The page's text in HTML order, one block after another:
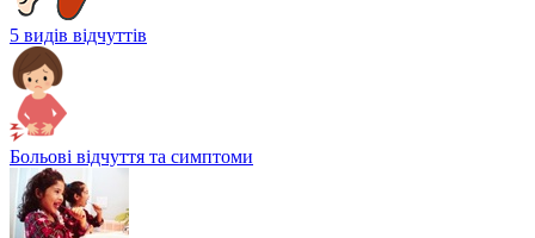
5 видів відчуттів
Больові відчуття та симптоми